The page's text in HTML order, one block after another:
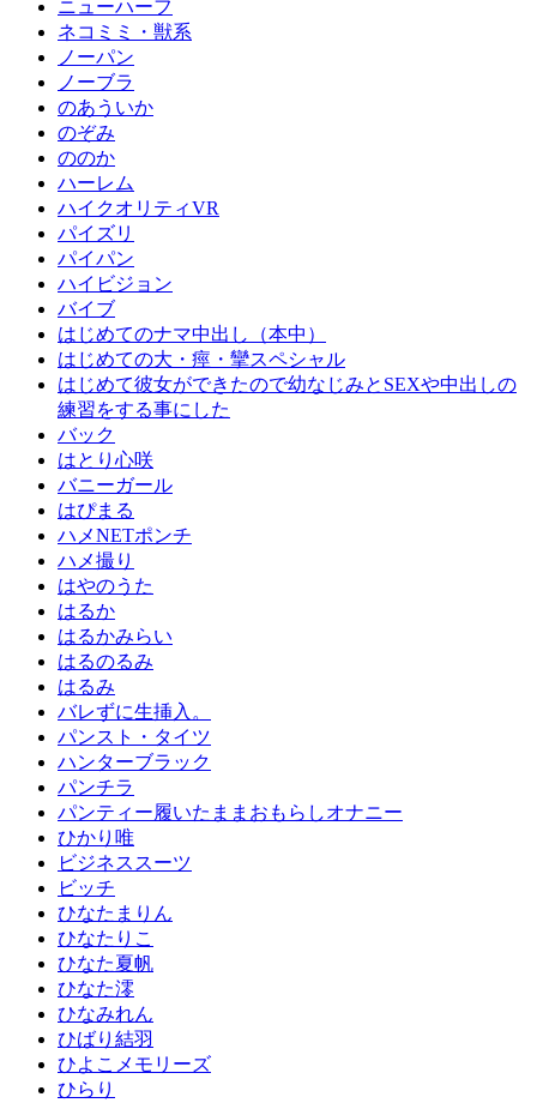
ニューハーフ
ネコミミ・獣系
ノーパン
ノーブラ
のあういか
のぞみ
ののか
ハーレム
ハイクオリティVR
パイズリ
パイパン
ハイビジョン
バイブ
はじめてのナマ中出し（本中）
はじめての大・痙・攣スペシャル
はじめて彼女ができたので幼なじみとSEXや中出しの
練習をする事にした
バック
はとり心咲
バニーガール
はぴまる
ハメNETポンチ
ハメ撮り
はやのうた
はるか
はるかみらい
はるのるみ
はるみ
バレずに生挿入。
パンスト・タイツ
ハンターブラック
パンチラ
パンティー履いたままおもらしオナニー
ひかり唯
ビジネススーツ
ビッチ
ひなたまりん
ひなたりこ
ひなた夏帆
ひなた澪
ひなみれん
ひばり結羽
ひよこメモリーズ
ひらり